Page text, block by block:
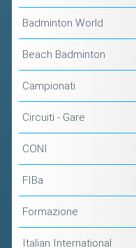
Badminton World
Beach Badminton
Campionati
Circuiti - Gare
CONI
FIBa
Formazione
Italian International